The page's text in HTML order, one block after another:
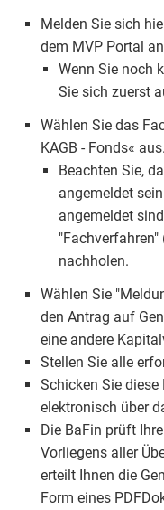
Melden Sie sich
dem MVP Portal
Wenn Sie noch
Sie sich zuerst
Wählen Sie das
KAGB - Fonds« aus.
Beachten Sie,
angemeldet
angemeldet
nachholen.
Wählen Sie
den Antrag auf
eine andere
Stellen Sie alle
Schicken Sie
elektronisch über
Die BaFin prüft
Vorliegens aller
erteilt Ihnen die
Form eines